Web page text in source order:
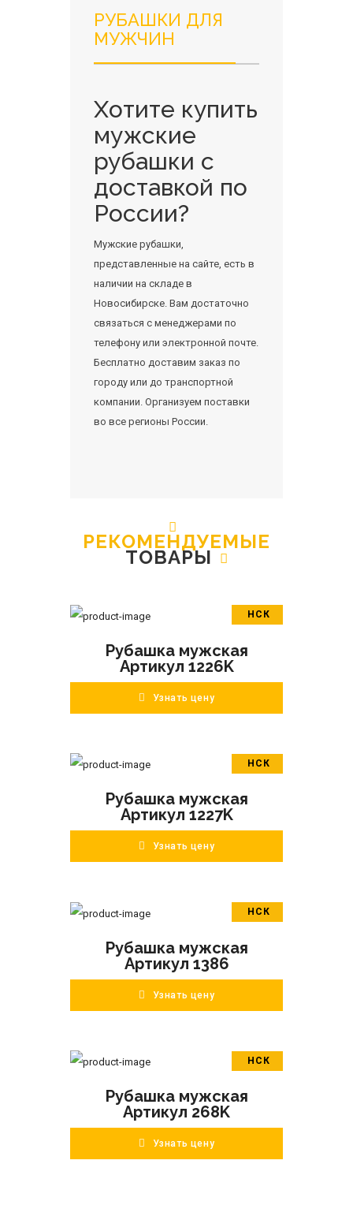
РУБАШКИ ДЛЯ
МУЖЧИН
Хотите купить
мужские
рубашки с
доставкой по
России?
Мужские рубашки,
представленные на сайте, есть в
наличии на складе в
Новосибирске. Вам достаточно
связаться с менеджерами по
телефону или электронной почте.
Бесплатно доставим заказ по
городу или до транспортной
компании. Организуем поставки
во все регионы России.
РЕКОМЕНДУЕМЫЕ
ТОВАРЫ
НСК
ПОДРОБНЕЕ
Рубашка мужская
Артикул 1226K
Узнать цену
НСК
ПОДРОБНЕЕ
Рубашка мужская
Артикул 1227K
Узнать цену
НСК
ПОДРОБНЕЕ
Рубашка мужская
Артикул 1386
Узнать цену
НСК
ПОДРОБНЕЕ
Рубашка мужская
Артикул 268K
Узнать цену